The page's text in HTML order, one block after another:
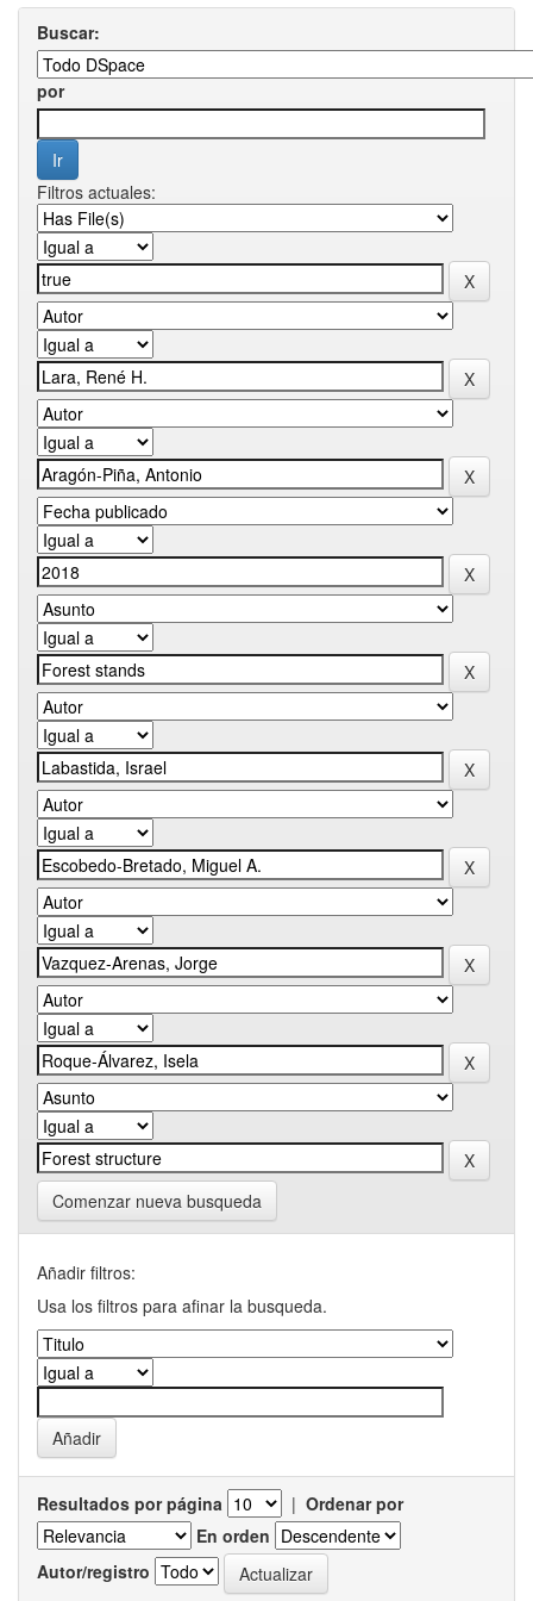
Buscar:
por
Filtros actuales:
Comenzar nueva busqueda
Añadir filtros:
Usa los filtros para afinar la busqueda.
Resultados por página | Ordenar por
En orden
Autor/registro